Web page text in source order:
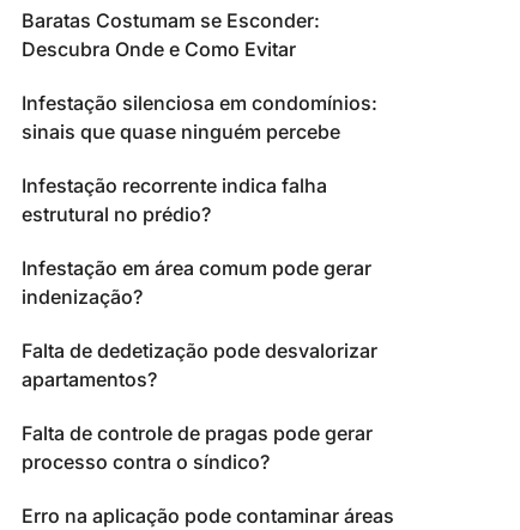
Baratas Costumam se Esconder:
Descubra Onde e Como Evitar
Infestação silenciosa em condomínios:
sinais que quase ninguém percebe
Infestação recorrente indica falha
estrutural no prédio?
Infestação em área comum pode gerar
indenização?
Falta de dedetização pode desvalorizar
apartamentos?
Falta de controle de pragas pode gerar
processo contra o síndico?
Erro na aplicação pode contaminar áreas